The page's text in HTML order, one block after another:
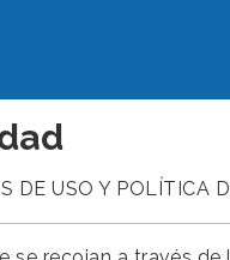
DE USO Y POLÍTICA